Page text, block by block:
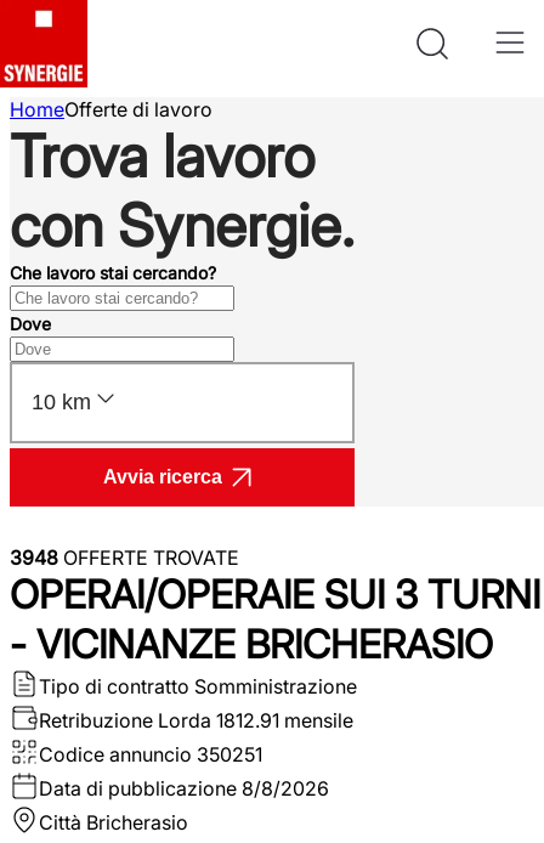
HomeOfferte di lavoro
Trova lavoro
con Synergie.
Che lavoro stai cercando?
Dove
10 km
Avvia ricerca
3948 OFFERTE TROVATE
OPERAI/OPERAIE SUI 3 TURNI
- VICINANZE BRICHERASIO
Tipo di contratto Somministrazione
Retribuzione Lorda 1812.91 mensile
Codice annuncio 350251
Data di pubblicazione 8/8/2026
Città Bricherasio